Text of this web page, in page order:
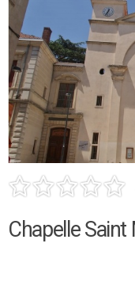
Chapelle Saint